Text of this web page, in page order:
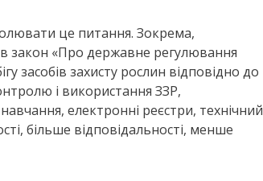
це питання. Зокрема,
закон «Про державне регулювання
засобів захисту рослин відповідно до
і використання ЗЗР,
електронні реєстри, технічний
більше відповідальності, менше